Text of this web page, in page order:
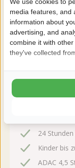
Jetzt
zu ändern oder
Deshalb
24
Kinder bis
ADAC 4,5
media features, and
information about
advertising, and
combine it with
they've collected